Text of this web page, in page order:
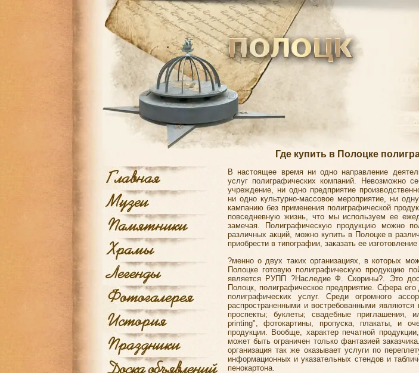
Где купить в Полоцке
В настоящее время ни одно направление
услуг полиграфических компаний. Невозможно
учреждение, ни одно предприятие
ни одно культурно-массовое мероприятие, ни
кампанию без применения полиграфической
повседневную жизнь, что мы используем ее
замечая. Полиграфическую продукцию можно
различных акций, можно купить в Полоцке в
приобрести в типографии, заказать ее
?менно о двух таких организациях, в которых
Полоцке готовую полиграфическую продукцию
является РУПП ?Наследие Ф. Скорины?. Это
Полоцк, полиграфическое предприятие. Сфера его
полиграфических услуг. Среди огромного
распространенными и востребованными
проспекты; буклеты; свадебные приглашения,
printing", фотокартины, пропуска, плакаты, и
продукции. Вообще, характер печатной
может быть ограничен только фантазией
организация так же оказывает услуги по
информационных и указательных стендов и
пенокартона.